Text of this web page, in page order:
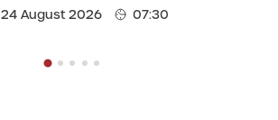
24 August 2026 07:30